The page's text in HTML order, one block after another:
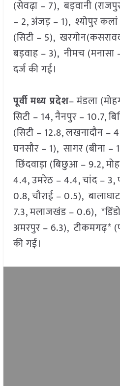
(सेवढ़ा – 7), बड़वानी
– 2, अंजड़ – 1), श्योपुर
(सिटी – 5),
बड़वाह – 3), नीमच (मनासा –
दर्ज की गई।
पूर्वी मध्य प्रदेश– मंडला
सिटी – 14, नैनपुर – 10.7,
(सिटी – 12.8, लखनादौन –
घनसौर – 1), सागर (बीना –
छिंदवाड़ा (बिछुआ – 9.2,
4.4, उमरेठ – 4.4, चांद – 3,
0.8, चौराई – 0.5),
7.3, मलाजखंड – 0.6),
अमरपुर – 6.3), टीकमगढ़*
की गई।